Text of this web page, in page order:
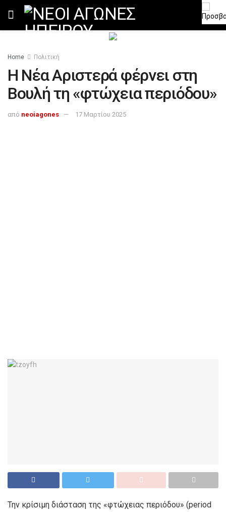
Home Πολιτική
Η Νέα Αριστερά φέρνει στη
Βουλή τη «φτώχεια περιόδου»
από neoiagones 17 Μαρτίου 2025
Την κρίσιμη διάσταση της «φτώχειας περιόδου» (period